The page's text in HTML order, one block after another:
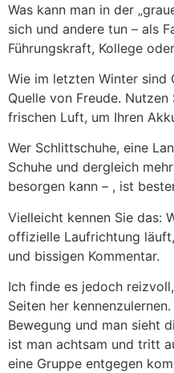
Was kann man in der
sich und andere tun – als
Führungskraft, Kollege
Wie im letzten Winter
Quelle von Freude.
frischen Luft, um Ihren
Wer Schlittschuhe, eine
Schuhe und dergleich
besorgen kann – , ist
Vielleicht kennen Sie das:
offizielle Laufrichtung
und bissigen Kommentar.
Ich finde es jedoch
Seiten her
Bewegung und man sieht
ist man achtsam und tritt
eine Gruppe entgegen